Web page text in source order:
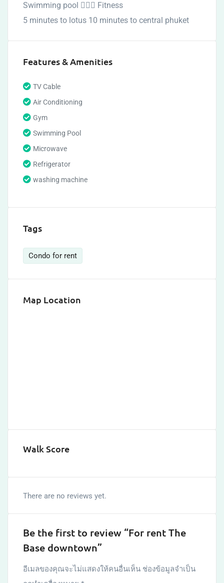
Swimming pool 🏊🏻‍♂️ Fitness
5 minutes to lotus 10 minutes to central phuket
Features & Amenities
TV Cable
Air Conditioning
Gym
Swimming Pool
Microwave
Refrigerator
washing machine
Tags
Condo for rent
Map Location
Walk Score
There are no reviews yet.
Be the first to review “For rent The
Base downtown”
อีเมลของคุณจะไม่แสดงให้คนอื่นเห็น ช่องข้อมูลจำเป็น